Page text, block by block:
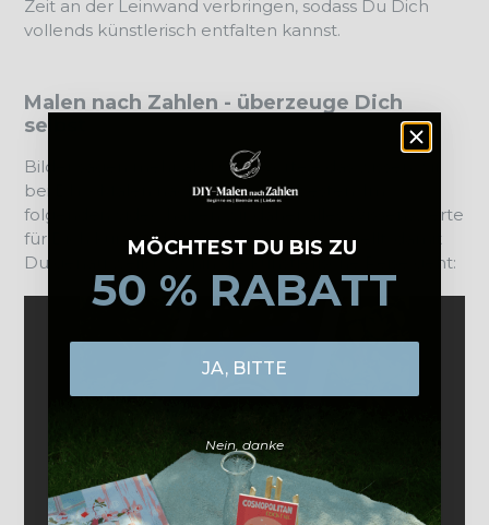
Zeit an der Leinwand verbringen, sodass Du Dich
vollends künstlerisch entfalten kannst.
Malen nach Zahlen - überzeuge Dich
selbst
Bilder sagen mehr als 1.000 Worte – das wissen wir
bei DIY - Malen nach Zahlen am besten. Im
folgenden Video haben wir daher alles Wissenswerte
für Dich kurz und knapp zusammengestellt, damit
Du genau weißt, wohin die künstlerische Reise geht:
MÖCHTEST DU BIS ZU
50 % RABATT
JA, BITTE
Nein, danke